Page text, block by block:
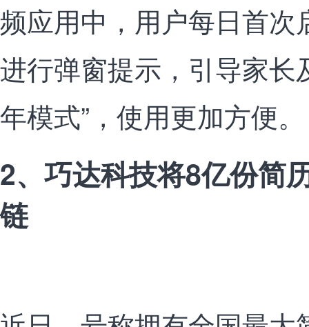
频应用中，用户每日首次
进行弹窗提示，引导家长
年模式”，使用更加方便
2、巧达科技将8亿份简
链